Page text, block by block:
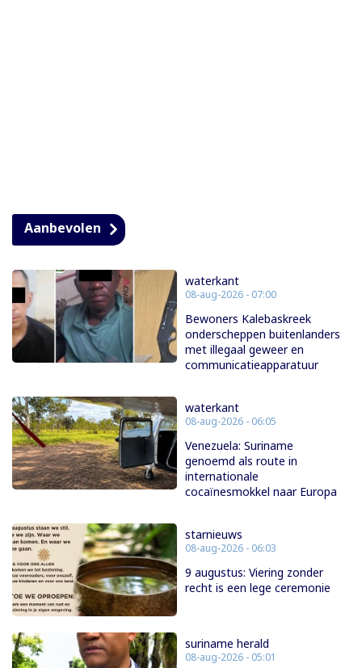
Aanbevolen
waterkant
08-aug-2026 - 07:00
Bewoners Kalebaskreek
onderscheppen buitenlanders
met illegaal geweer en
communicatieapparatuur
waterkant
08-aug-2026 - 06:05
Venezuela: Suriname
genoemd als route in
internationale
cocaïnesmokkel naar Europa
starnieuws
08-aug-2026 - 06:03
9 augustus: Viering zonder
recht is een lege ceremonie
suriname herald
08-aug-2026 - 05:01